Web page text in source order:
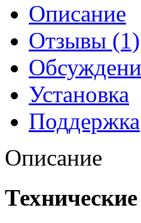
Описание
Отзывы (1)
Установка
Поддержка
Описание